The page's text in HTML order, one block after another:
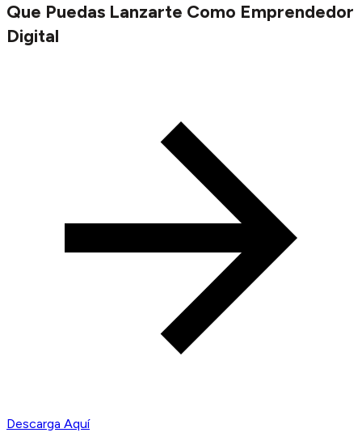
Que Puedas Lanzarte Como Emprendedor
Digital
Descarga Aquí